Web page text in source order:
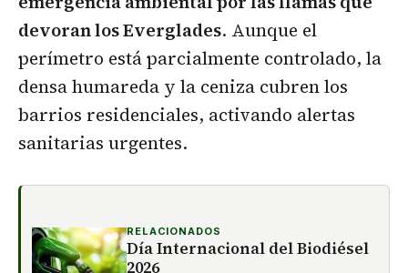
devoran los Everglades. Aunque el
perímetro está parcialmente controlado, la
densa humareda y la ceniza cubren los
barrios residenciales, activando alertas
sanitarias urgentes.
RELACIONADOS
Día Internacional del Biodiésel
2026